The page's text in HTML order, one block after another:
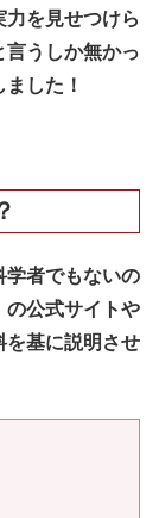
を見せつけら
言うしか無かっ
した！
学者でもないの
の公式サイトや
を基に説明させ